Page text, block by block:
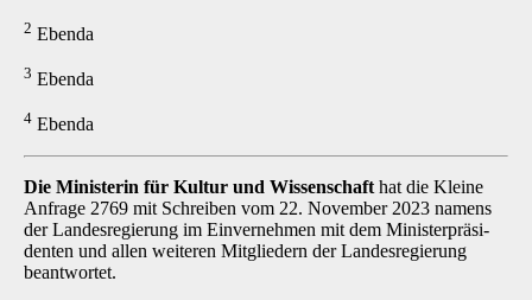
2 Ebenda
3 Ebenda
4 Ebenda
Die Ministerin für Kultur und Wissenschaft hat die Kleine
Anfrage 2769 mit Schreiben vom 22. November 2023 namens
der Landesregierung im Einvernehmen mit dem Ministerpräsi­
denten und allen weiteren Mitgliedern der Landesregierung
beantwortet.